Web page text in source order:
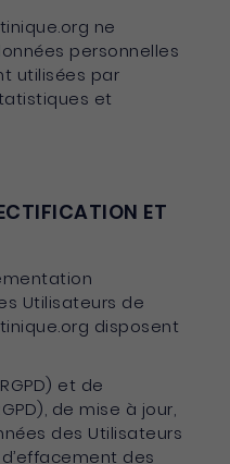
ne
personnelles
utilisées par
et
ET
Utilisateurs de
disposent
et de
de mise à jour,
des Utilisateurs
des